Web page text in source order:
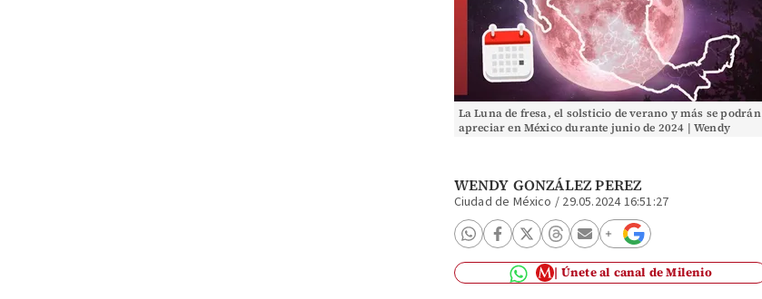
La Luna de fresa, el solsticio de verano y más se podrán
apreciar en México durante junio de 2024 | Wendy
WENDY GONZÁLEZ PEREZ
Ciudad de México / 29.05.2024 16:51:27
Únete al canal de Milenio